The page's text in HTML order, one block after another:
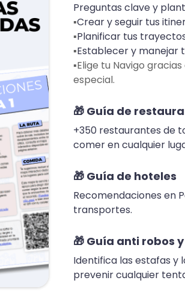
Preguntas clave y
▪️Crear y seguir tus
▪️Planificar tus
▪️Establecer y manejar
▪️Elige tu Navigo
especial.
🎁 Guía de
+350 restaurantes de
comer en cualquier
🎁 Guía de hoteles
Recomendaciones en
transportes.
🎁 Guía anti robos
Identifica las estafas y
prevenir cualquier